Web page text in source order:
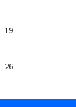
19
26